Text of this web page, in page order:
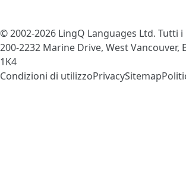
© 2002-2026 LingQ Languages Ltd. Tutti
200-2232 Marine Drive, West Vancouver,
1K4
Condizioni di utilizzoPrivacySitemap